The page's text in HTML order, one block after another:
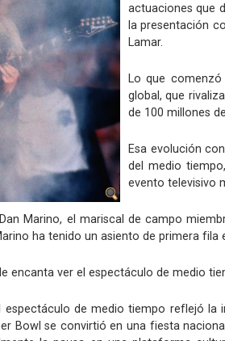
actuaciones que
la presentación
Lamar.
Lo que
global, que
de 100 millones
Esa evolución
del medio
evento televisivo
Marino, el mariscal de campo
ha tenido un asiento de primera
encanta ver el espectáculo de medio
de medio tiempo reflejó la
Bowl se convirtió en una fiesta